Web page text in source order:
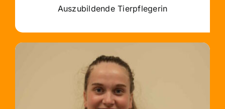
Auszubildende Tierpflegerin